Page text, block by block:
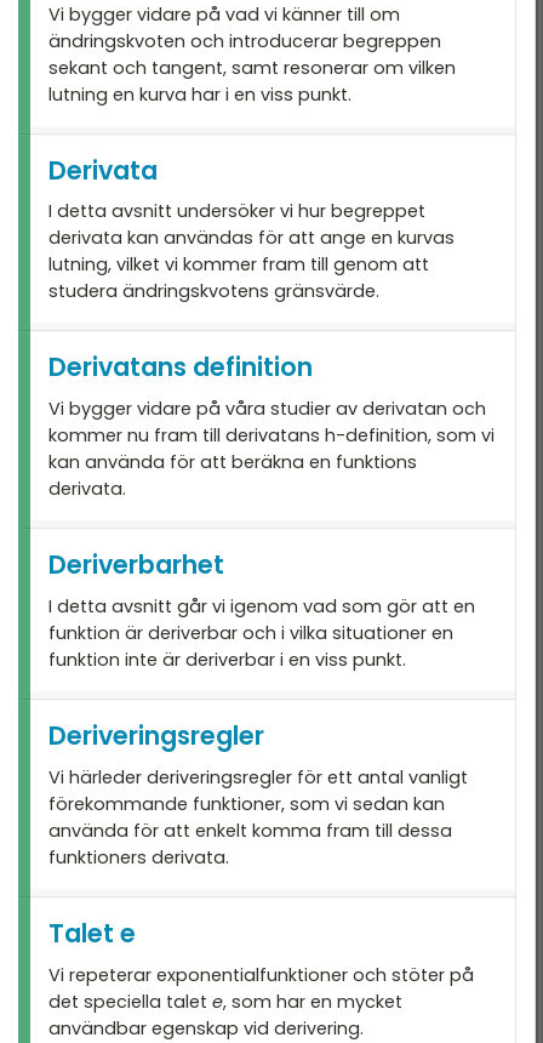
Vi bygger vidare på vad vi känner till om
ändringskvoten och introducerar begreppen
sekant och tangent, samt resonerar om vilken
lutning en kurva har i en viss punkt.
Derivata
I detta avsnitt undersöker vi hur begreppet
derivata kan användas för att ange en kurvas
lutning, vilket vi kommer fram till genom att
studera ändringskvotens gränsvärde.
Derivatans definition
Vi bygger vidare på våra studier av derivatan och
kommer nu fram till derivatans h-definition, som vi
kan använda för att beräkna en funktions
derivata.
Deriverbarhet
I detta avsnitt går vi igenom vad som gör att en
funktion är deriverbar och i vilka situationer en
funktion inte är deriverbar i en viss punkt.
Deriveringsregler
Vi härleder deriveringsregler för ett antal vanligt
förekommande funktioner, som vi sedan kan
använda för att enkelt komma fram till dessa
funktioners derivata.
Talet e
Vi repeterar exponentialfunktioner och stöter på
det speciella talet e, som har en mycket
användbar egenskap vid derivering.